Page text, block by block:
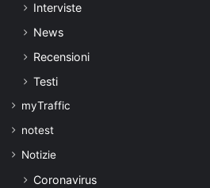
Interviste
News
Recensioni
Testi
myTraffic
notest
Notizie
Coronavirus